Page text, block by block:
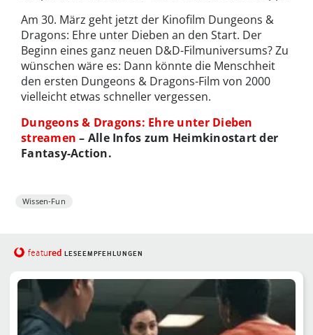
Am 30. März geht jetzt der Kinofilm Dungeons &
Dragons: Ehre unter Dieben an den Start. Der
Beginn eines ganz neuen D&D-Filmuniversums? Zu
wünschen wäre es: Dann könnte die Menschheit
den ersten Dungeons & Dragons-Film von 2000
vielleicht etwas schneller vergessen.
Dungeons & Dragons: Ehre unter Dieben
streamen – Alle Infos zum Heimkinostart der
Fantasy-Action.
Wissen-Fun
featured LESEEMPFEHLUNGEN